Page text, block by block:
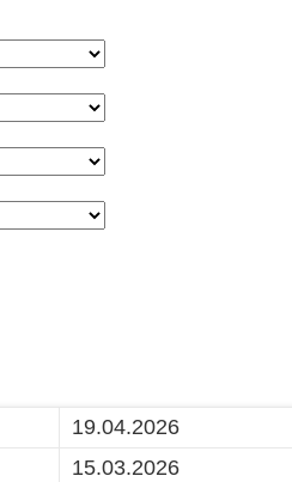
19.04.2026
15.03.2026